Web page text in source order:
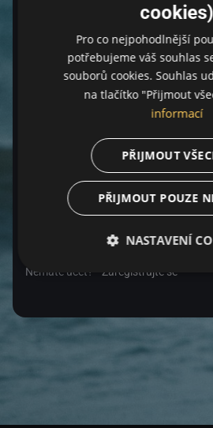
Zapomenuté heslo
Nemáte účet? Zaregistrujte se
cookies)
Pro co nejpohodlnější
potřebujeme váš souhlas
souborů cookies. Souhlas
na tlačítko "Přijmout
informací
PŘIJMOUT
PŘIJMOUT POUZE
NASTAVENÍ